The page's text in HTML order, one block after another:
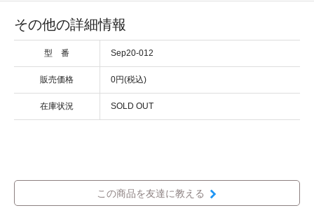
その他の詳細情報
型 番 Sep20-012
販売価格 0円(税込)
在庫状況 SOLD OUT
この商品を友達に教える